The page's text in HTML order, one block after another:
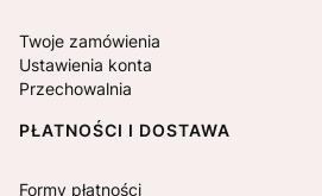
Twoje zamówienia
Ustawienia konta
Przechowalnia
PŁATNOŚCI I DOSTAWA
Formy płatności